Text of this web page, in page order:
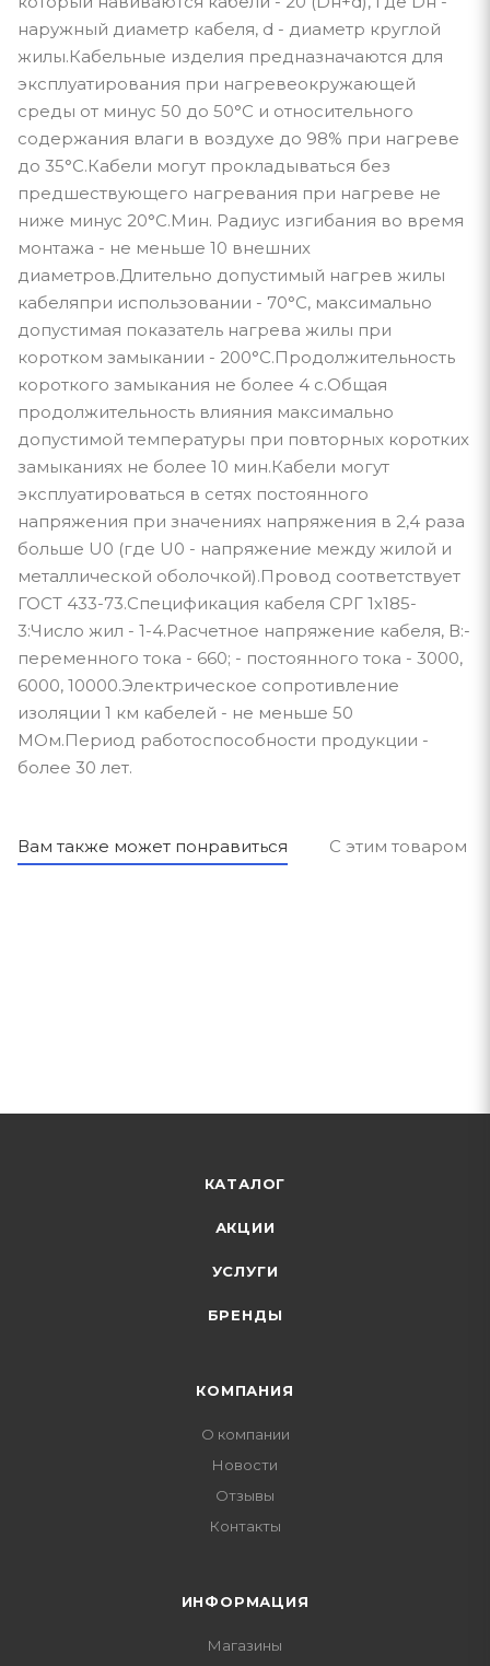
наружный диаметр кабеля, d - диаметр круглой
жилы.Кабельные изделия предназначаются для
эксплуатирования при нагревеокружающей
среды от минус 50 до 50°С и относительного
содержания влаги в воздухе до 98% при нагреве
до 35°С.Кабели могут прокладываться без
предшествующего нагревания при нагреве не
ниже минус 20°С.Мин. Радиус изгибания во время
монтажа - не меньше 10 внешних
диаметров.Длительно допустимый нагрев жилы
кабеляпри использовании - 70°С, максимально
допустимая показатель нагрева жилы при
коротком замыкании - 200°С.Продолжительность
короткого замыкания не более 4 с.Общая
продолжительность влияния максимально
допустимой температуры при повторных коротких
замыканиях не более 10 мин.Кабели могут
эксплуатироваться в сетях постоянного
напряжения при значениях напряжения в 2,4 раза
больше U0 (где U0 - напряжение между жилой и
металлической оболочкой).Провод соответствует
ГОСТ 433-73.Спецификация кабеля СРГ 1х185-
3:Число жил - 1-4.Расчетное напряжение кабеля, В:-
переменного тока - 660; - постоянного тока - 3000,
6000, 10000.Электрическое сопротивление
изоляции 1 км кабелей - не меньше 50
МОм.Период работоспособности продукции -
более 30 лет.
Вам также может понравиться С этим товаром
КАТАЛОГ
АКЦИИ
УСЛУГИ
БРЕНДЫ
КОМПАНИЯ
О компании
Новости
Отзывы
Контакты
ИНФОРМАЦИЯ
Магазины